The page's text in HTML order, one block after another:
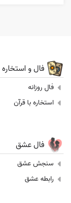
فال و استخاره
فال روزانه
استخاره با قرآن
فال عشق
سنجش عشق
رابطه عشق